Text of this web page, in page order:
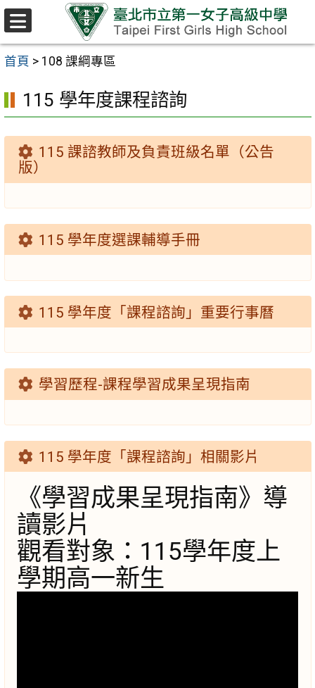
跳至主要內容區
首頁 > 108 課綱專區
115 學年度課程諮詢
115 課諮教師及負責班級名單（公告
版）
115 學年度選課輔導手冊
115 學年度「課程諮詢」重要行事曆
學習歷程-課程學習成果呈現指南
115 學年度「課程諮詢」相關影片
《學習成果呈現指南》導
讀影片
觀看對象：115學年度上
學期高一新生
選
單